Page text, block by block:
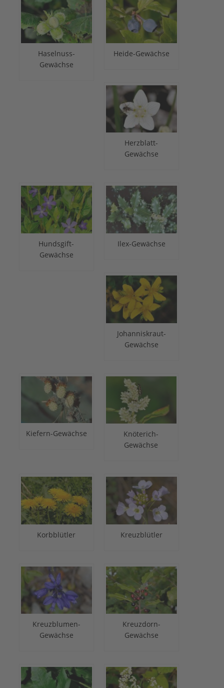
Haselnuss-
Gewächse
Heide-Gewächse
Herzblatt-
Gewächse
Hundsgift-
Gewächse
Ilex-Gewächse
Johanniskraut-
Gewächse
Kiefern-Gewächse
Knöterich-
Gewächse
Korbblütler Kreuzblütler
Kreuzblumen-
Gewächse
Kreuzdorn-
Gewächse